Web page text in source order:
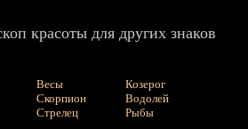
красоты для других знаков
Весы
Скорпион
Стрелец
Козерог
Водолей
Рыбы